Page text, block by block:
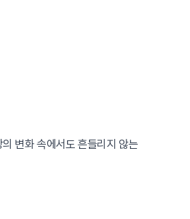
변화 속에서도 흔들리지 않는